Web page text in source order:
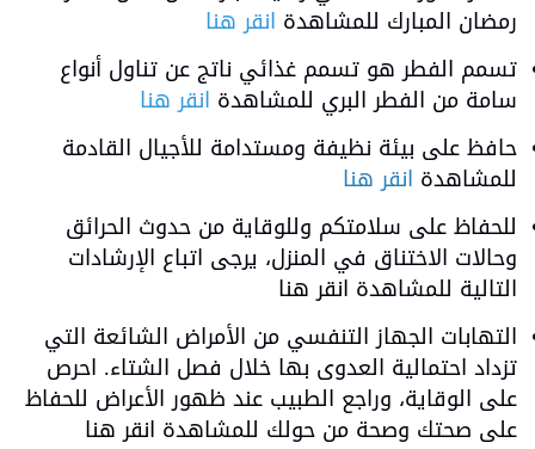
رمضان المبارك للمشاهدة انقر هنا
تسمم الفطر هو تسمم غذائي ناتج عن تناول أنواع
سامة من الفطر البري للمشاهدة انقر هنا
حافظ على بيئة نظيفة ومستدامة للأجيال القادمة
للمشاهدة انقر هنا
للحفاظ على سلامتكم وللوقاية من حدوث الحرائق
وحالات الاختناق في المنزل، يرجى اتباع الإرشادات
التالية للمشاهدة انقر هنا
التهابات الجهاز التنفسي من الأمراض الشائعة التي
تزداد احتمالية العدوى بها خلال فصل الشتاء. احرص
على الوقاية، وراجع الطبيب عند ظهور الأعراض للحفاظ
على صحتك وصحة من حولك للمشاهدة انقر هنا